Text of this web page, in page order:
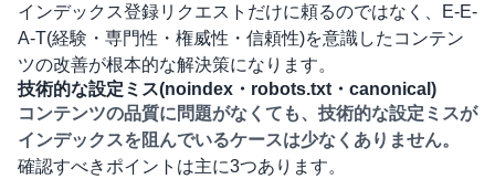
インデックス登録リクエストだけに頼るのではなく、E-E-
A-T(経験・専門性・権威性・信頼性)を意識したコンテン
ツの改善が根本的な解決策になります。
技術的な設定ミス(noindex・robots.txt・canonical)
コンテンツの品質に問題がなくても、技術的な設定ミスが
インデックスを阻んでいるケースは少なくありません。
確認すべきポイントは主に3つあります。